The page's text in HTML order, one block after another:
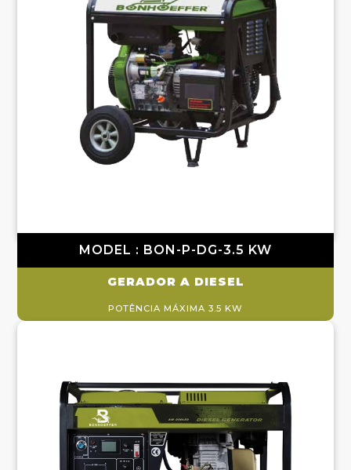
MODEL : BON-P-DG-3.5 KW
GERADOR A DIESEL
POTÊNCIA MÁXIMA 3.5 KW